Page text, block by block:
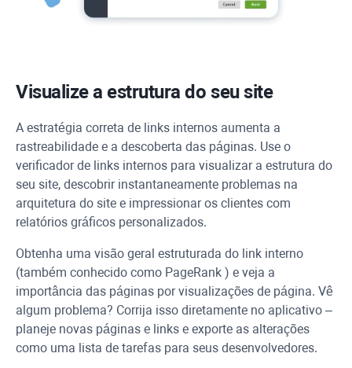
Visualize a estrutura do seu site
A estratégia correta de links internos aumenta a
rastreabilidade e a descoberta das páginas. Use o
verificador de links internos para visualizar a estrutura do
seu site, descobrir instantaneamente problemas na
arquitetura do site e impressionar os clientes com
relatórios gráficos personalizados.
Obtenha uma visão geral estruturada do link interno
(também conhecido como PageRank ) e veja a
importância das páginas por visualizações de página. Vê
algum problema? Corrija isso diretamente no aplicativo –
planeje novas páginas e links e exporte as alterações
como uma lista de tarefas para seus desenvolvedores.